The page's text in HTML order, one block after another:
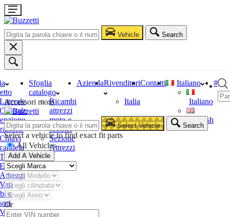
Vehicle Search
Laterale
Centrale
Chiavi
candela
Tester
Estrattori
Attrezzi
Vari
e
Vari
Sfoglia
catalogo
Ricambi
attrezzi
moto e
scooter
Sezione
Attrezzi
AziendaRivenditori
Italia
Contatti Italiano
Italiano
English
#
Accessori moto
Select Vehicle Search
Select a vehicle to find exact fit parts
All Vehicles
Add A Vehicle
Or